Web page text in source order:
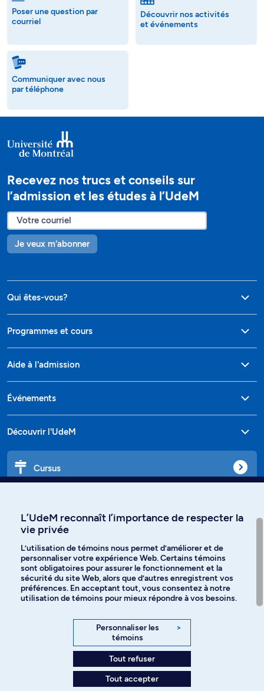
Poser une question par
courriel
Découvrir nos activités
et événements
Communiquer avec nous
par téléphone
Recevez nos trucs et conseils sur
l’admission et les études à l’UdeM
Je veux m'abonner
Qui êtes-vous?
Programmes et cours
Aide à l'admission
Événements
Découvrir l'UdeM
Cursus
Langues
Facebook Instagram
YouTube
L’UdeM reconnaît l’importance de respecter la
vie privée
L’utilisation de témoins nous permet d’améliorer et de
personnaliser votre expérience Web. Certains témoins
sont obligatoires pour assurer le fonctionnement et la
sécurité du site Web, alors que d’autres enregistrent vos
préférences. En acceptant tout, vous consentez à notre
utilisation de témoins pour mieux répondre à vos besoins.
Personnaliser les
témoins
>
Tout refuser
Tout accepter